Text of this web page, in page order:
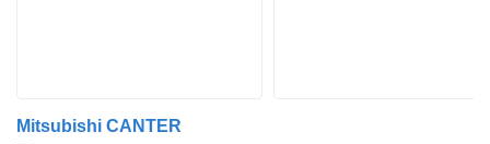
Mitsubishi CANTER